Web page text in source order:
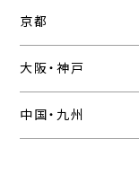
京都
大阪・神戸
中国・九州